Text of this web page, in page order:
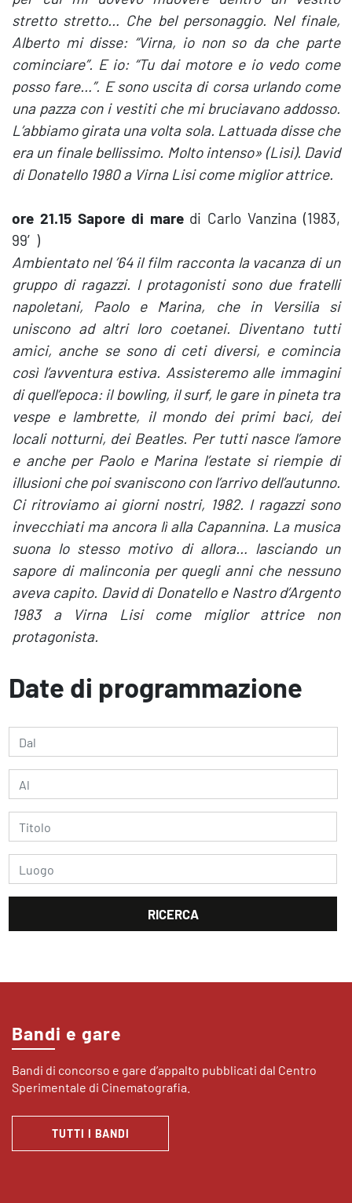
stretto stretto… Che bel personaggio. Nel finale,
Alberto mi disse: “Virna, io non so da che parte
cominciare”. E io: “Tu dai motore e io vedo come
posso fare…”. E sono uscita di corsa urlando come
una pazza con i vestiti che mi bruciavano addosso.
L’abbiamo girata una volta sola. Lattuada disse che
era un finale bellissimo. Molto intenso» (Lisi). David
di Donatello 1980 a Virna Lisi come miglior attrice.
ore 21.15 Sapore di maredi Carlo Vanzina (1983,
99′)
Ambientato nel ’64 il film racconta la vacanza di un
gruppo di ragazzi. I protagonisti sono due fratelli
napoletani, Paolo e Marina, che in Versilia si
uniscono ad altri loro coetanei. Diventano tutti
amici, anche se sono di ceti diversi, e comincia
così l’avventura estiva. Assisteremo alle immagini
di quell’epoca: il bowling, il surf, le gare in pineta tra
vespe e lambrette, il mondo dei primi baci, dei
locali notturni, dei Beatles. Per tutti nasce l’amore
e anche per Paolo e Marina l’estate si riempie di
illusioni che poi svaniscono con l’arrivo dell’autunno.
Ci ritroviamo ai giorni nostri, 1982. I ragazzi sono
invecchiati ma ancora lì alla Capannina. La musica
suona lo stesso motivo di allora… lasciando un
sapore di malinconia per quegli anni che nessuno
aveva capito. David di Donatello e Nastro d’Argento
1983 a Virna Lisi come miglior attrice non
protagonista.
Date di programmazione
Bandi e gare
Bandi di concorso e gare d’appalto pubblicati dal Centro
Sperimentale di Cinematografia.
TUTTI I BANDI